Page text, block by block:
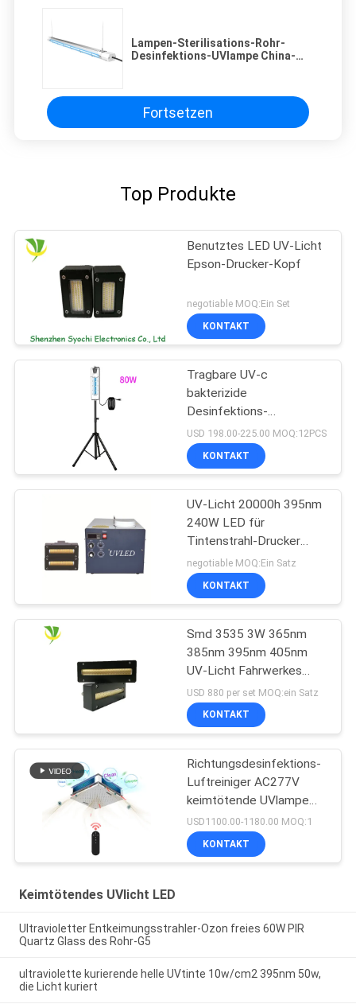
Lampen-Sterilisations-Rohr-
Desinfektions-UVlampe China-
Fortsetzen
Top Produkte
Benutztes LED UV-Licht
Epson-Drucker-Kopf
negotiable MOQ:Ein Set
KONTAKT
Tragbare UV-c
bakterizide
Desinfektions-
keimtötende UVbirne des
Sterilisator-UV-Licht-
254nm
USD 198.00-225.00 MOQ:12PCS
KONTAKT
UV-Licht 20000h 395nm
240W LED für
Tintenstrahl-Drucker
Machine
negotiable MOQ:Ein Satz
KONTAKT
Smd 3535 3W 365nm
385nm 395nm 405nm
UV-Licht Fahrwerkes
LED
USD 880 per set MOQ:ein Satz
KONTAKT
Richtungsdesinfektions-
Luftreiniger AC277V
keimtötende UVlampe
150W Omni
USD1100.00-1180.00 MOQ:1
KONTAKT
Keimtötendes UVlicht LED
Ultravioletter Entkeimungsstrahler-Ozon freies 60W PIR
Quartz Glass des Rohr-G5
ultraviolette kurierende helle UVtinte 10w/cm2 395nm 50w,
die Licht kuriert